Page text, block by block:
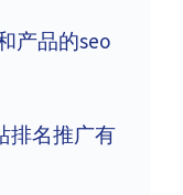
产品的seo
排名推广有